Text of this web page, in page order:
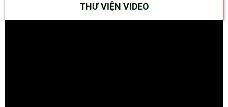
THƯ VIỆN VIDEO